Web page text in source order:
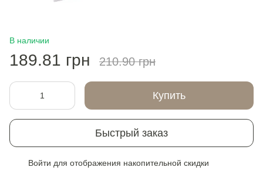
В наличии
189.81 грн 210.90 грн
Купить
Быстрый заказ
Войти для отображения накопительной скидки